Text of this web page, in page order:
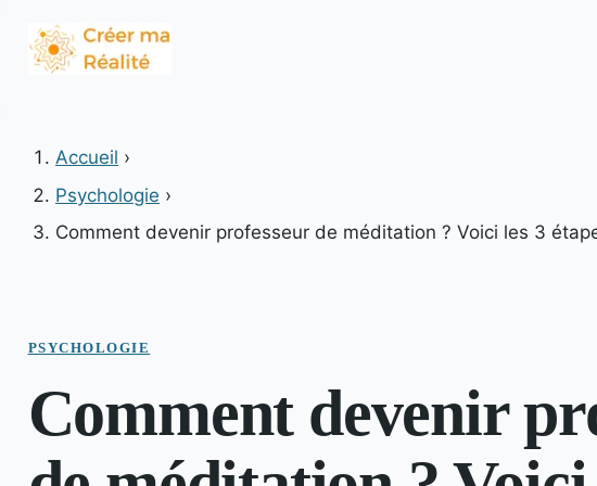
Accueil ›
Psychologie ›
Comment devenir professeur de méditation ? Voici les 3
PSYCHOLOGIE
Comment devenir